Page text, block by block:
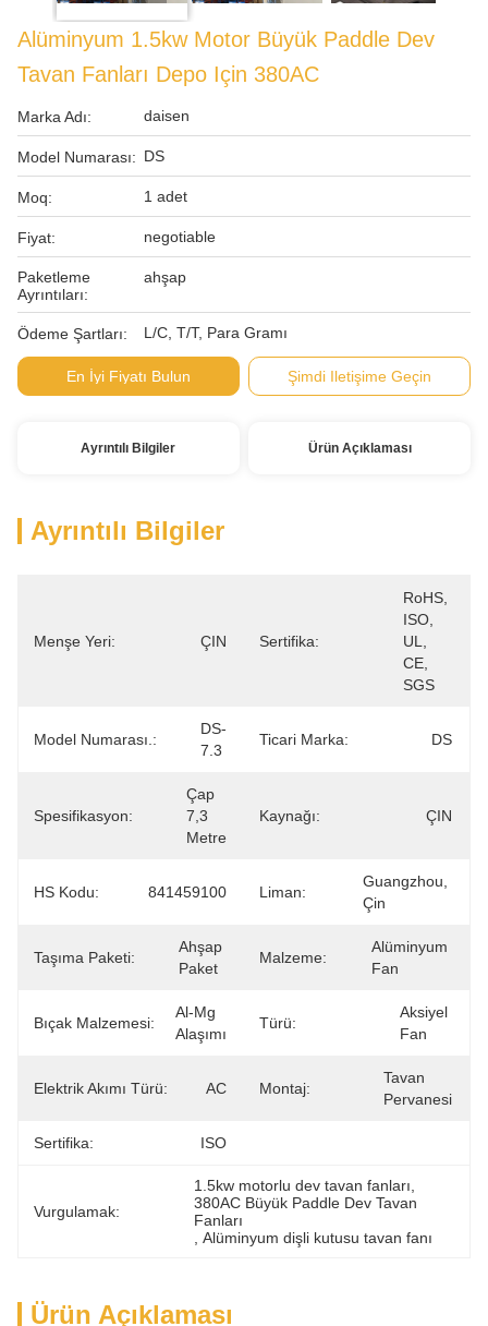
Alüminyum 1.5kw Motor Büyük Paddle Dev
Tavan Fanları Depo Için 380AC
Marka Adı: daisen
Model Numarası: DS
Moq: 1 adet
Fiyat: negotiable
Paketleme
Ayrıntıları:
ahşap
Ödeme Şartları: L/C, T/T, Para Gramı
En İyi Fiyatı Bulun Şimdi Iletişime Geçin
Ayrıntılı Bilgiler Ürün Açıklaması
Ayrıntılı Bilgiler
Menşe Yeri: ÇIN Sertifika:
RoHS,
ISO,
UL,
CE,
SGS
Model Numarası.:
DS-
7.3
Ticari Marka: DS
Spesifikasyon:
Çap
7,3
Metre
Kaynağı: ÇIN
HS Kodu: 841459100 Liman:
Guangzhou,
Çin
Taşıma Paketi:
Ahşap
Paket
Malzeme:
Alüminyum
Fan
Bıçak Malzemesi:
Al-Mg
Alaşımı
Türü:
Aksiyel
Fan
Elektrik Akımı Türü: AC Montaj:
Tavan
Pervanesi
Sertifika: ISO
Vurgulamak:
1.5kw motorlu dev tavan fanları
380AC Büyük Paddle Dev Tavan
Fanları
, Alüminyum dişli kutusu tavan fanı
Ürün Açıklaması